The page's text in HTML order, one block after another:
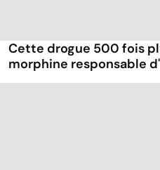
Cette drogue 500 fois
morphine responsable